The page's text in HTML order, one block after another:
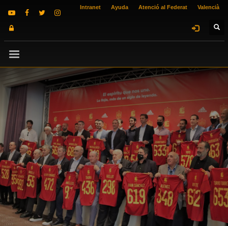
Intranet Ayuda Atenció al Federat Valencià